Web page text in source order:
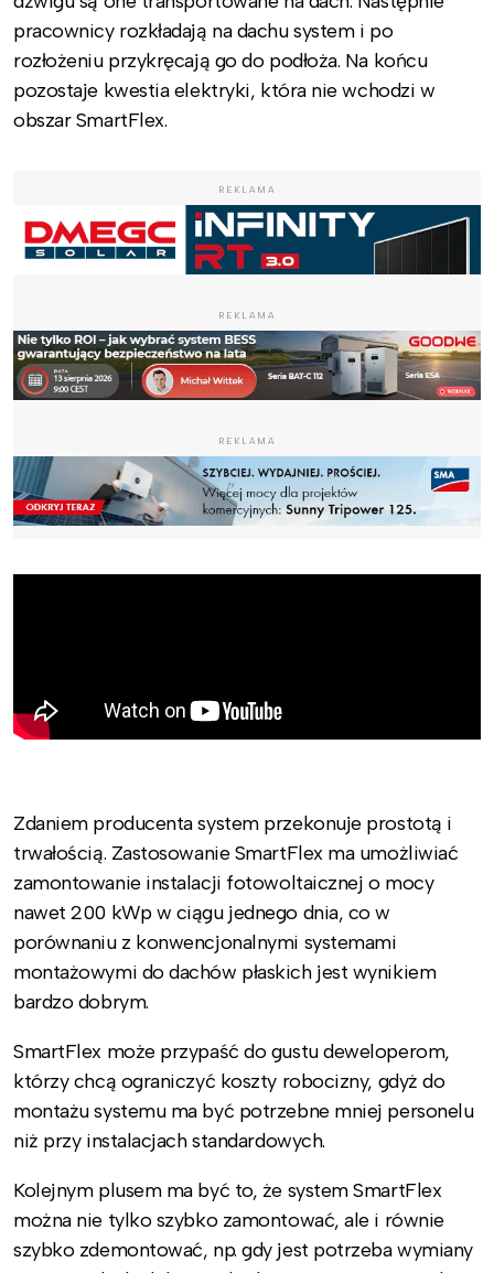
pracownicy rozkładają na dachu system i po
rozłożeniu przykręcają go do podłoża. Na końcu
pozostaje kwestia elektryki, która nie wchodzi w
obszar SmartFlex.
REKLAMA
REKLAMA
REKLAMA
Zdaniem producenta system przekonuje prostotą i
trwałością. Zastosowanie SmartFlex ma umożliwiać
zamontowanie instalacji fotowoltaicznej o mocy
nawet 200 kWp w ciągu jednego dnia, co w
porównaniu z konwencjonalnymi systemami
montażowymi do dachów płaskich jest wynikiem
bardzo dobrym.
SmartFlex może przypaść do gustu deweloperom,
którzy chcą ograniczyć koszty robocizny, gdyż do
montażu systemu ma być potrzebne mniej personelu
niż przy instalacjach standardowych.
Kolejnym plusem ma być to, że system SmartFlex
można nie tylko szybko zamontować, ale i równie
szybko zdemontować, np. gdy jest potrzeba wymiany